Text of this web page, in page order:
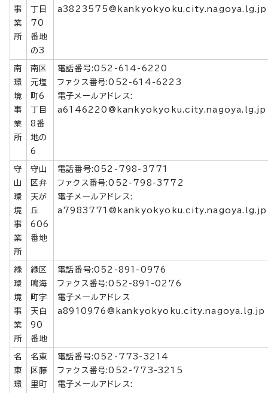
事
業
所
丁目
70
番地
の3
a3823575@kankyokyoku.city.nagoya.lg.jp
南
環
境
事
業
所
南区
元塩
町6
丁目
8番
地の
6
電話番号:052-614-6220
ファクス番号:052-614-6223
電子メールアドレス:
a6146220@kankyokyoku.city.nagoya.lg.jp
守
山
環
境
事
業
所
守山
区弁
天が
丘
606
番地
電話番号:052-798-3771
ファクス番号:052-798-3772
電子メールアドレス:
a7983771@kankyokyoku.city.nagoya.lg.jp
緑
環
境
事
業
所
緑区
鳴海
町字
天白
90
番地
電話番号:052-891-0976
ファクス番号:052-891-0276
電子メールアドレス
a8910976@kankyokyoku.city.nagoya.lg.jp
名
東
環
名東
区藤
里町
電話番号:052-773-3214
ファクス番号:052-773-3215
電子メールアドレス: